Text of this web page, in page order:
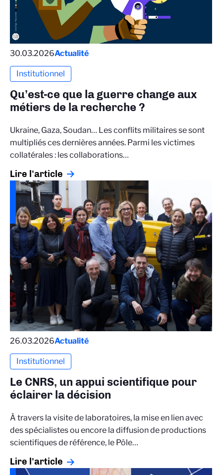
30.03.2026Actualité
Institutionnel
Qu’est-ce que la guerre change aux
métiers de la recherche ?
Ukraine, Gaza, Soudan… Les conflits militaires se sont
multipliés ces dernières années. Parmi les victimes
collatérales : les collaborations…
Lire l'article
26.03.2026Actualité
Institutionnel
Le CNRS, un appui scientifique pour
éclairer la décision
À travers la visite de laboratoires, la mise en lien avec
des spécialistes ou encore la diffusion de productions
scientifiques de référence, le Pôle…
Lire l'article